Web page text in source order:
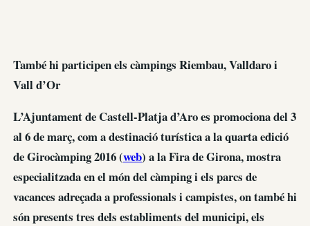
També hi participen els càmpings Riembau, Valldaro i
Vall d’Or
L’Ajuntament de Castell-Platja d’Aro es promociona del 3
al 6 de març, com a destinació turística a la quarta edició
de Girocàmping 2016 (web) a la Fira de Girona, mostra
especialitzada en el món del càmping i els parcs de
vacances adreçada a professionals i campistes, on també hi
són presents tres dels establiments del municipi, els